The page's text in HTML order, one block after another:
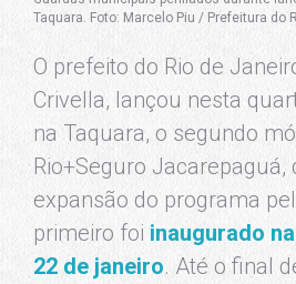
Taquara. Foto: Marcelo Piu / Prefeitura do
O prefeito do Rio de
Crivella, lançou nesta
na Taquara, o segundo
Rio+Seguro Jacarepaguá,
expansão do programa
primeiro foi inaugurado
22 de janeiro. Até o final